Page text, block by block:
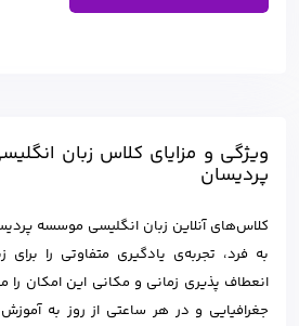
ویژگی و مزایای کلاس زبان
پردیسان
کلاس‌های آنلاین زبان انگلیسی موسسه
به فرد، تجربه‌ی یادگیری متفاوتی را برای
انعطاف پذیری زمانی و مکانی این امکان
جغرافیایی و در هر ساعتی از روز به